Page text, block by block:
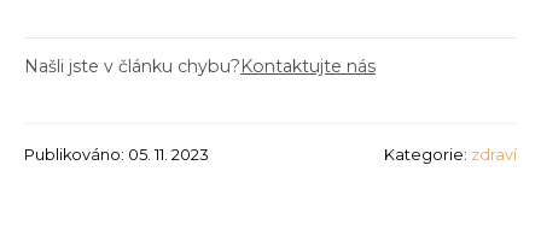
Našli jste v článku chybu?Kontaktujte nás
Publikováno: 05. 11. 2023 Kategorie: zdraví